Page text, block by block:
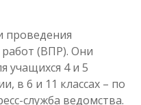
проведения
работ (ВПР). Они
учащихся 4 и 5
в 6 и 11 классах – по
служба ведомства.